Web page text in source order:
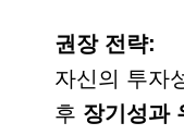
권장 전략:
자신의 투자
후 장기성과